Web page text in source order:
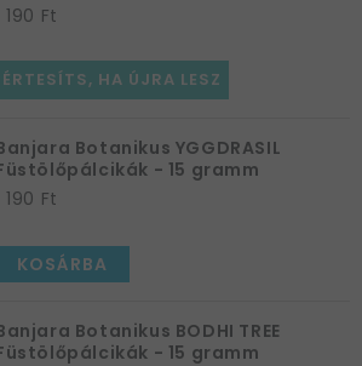
190 Ft
ÉRTESÍTS, HA ÚJRA LESZ
Botanikus YGGDRASIL
- 15 gramm
190 Ft
KOSÁRBA
Botanikus BODHI TREE
- 15 gramm